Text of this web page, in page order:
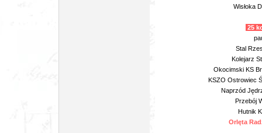
Wisłoka
25
Stal
Kolejarz
Okocimski KS
KSZO Ostrowiec
Naprzód
Przebój
Hutnik
Orlęta